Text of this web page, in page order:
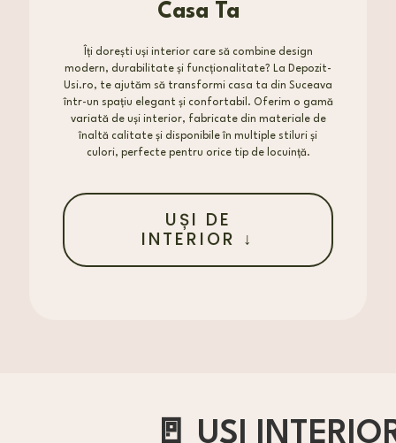
Casa Ta
Îți dorești uși interior care să combine design
modern, durabilitate și funcționalitate? La Depozit-
Usi.ro, te ajutăm să transformi casa ta din Suceava
într-un spațiu elegant și confortabil. Oferim o gamă
variată de uși interior, fabricate din materiale de
înaltă calitate și disponibile în multiple stiluri și
culori, perfecte pentru orice tip de locuință.
UȘI DE
INTERIOR ↓
🚪 UȘI